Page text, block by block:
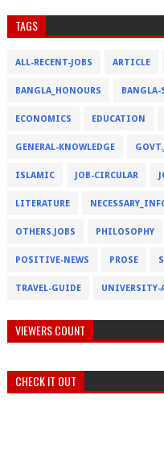
TAGS
ALL-RECENT-JOBS ARTICLE
BANGLA_HONOURS BANGLA-
ECONOMICS EDUCATION
GENERAL-KNOWLEDGE
ISLAMIC JOB-CIRCULAR
LITERATURE
OTHERS.JOBS PHILOSOPHY
POSITIVE-NEWS PROSE
TRAVEL-GUIDE
VIEWERS COUNT
CHECK IT OUT